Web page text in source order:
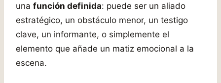
una función definida: puede ser un aliado
estratégico, un obstáculo menor, un testigo
clave, un informante, o simplemente el
elemento que añade un matiz emocional a la
escena.